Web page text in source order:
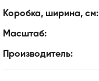
Коробка, ширина, см:
Масштаб:
Производитель: